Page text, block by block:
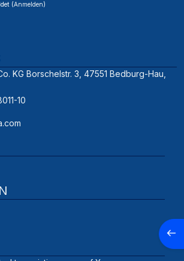
(Anmelden)
KG Borschelstr. 3, 47551 Bedburg-Hau,
10